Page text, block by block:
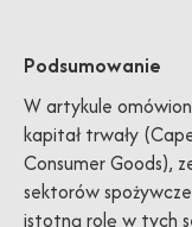
Podsumowanie
W artykule
kapitał trwały
Consumer Goods),
sektorów
istotną rolę w tych